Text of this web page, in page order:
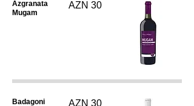
Azgranata
Mugam
AZN 30
Badagoni
AZN 30